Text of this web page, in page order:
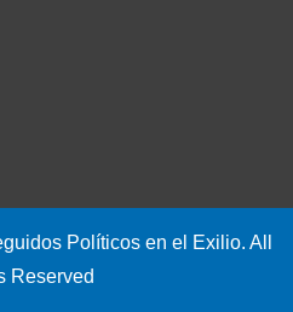
Políticos en el Exilio. All
Reserved